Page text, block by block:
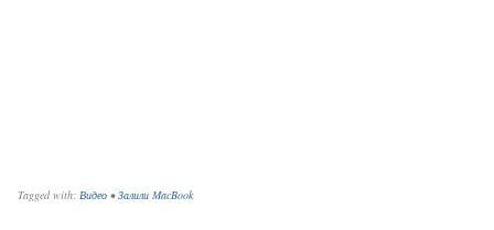
Tagged with: Видео •Залили MacBook